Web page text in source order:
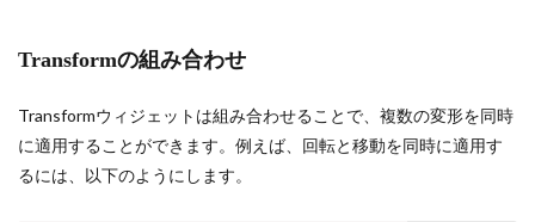
Transformの組み合わせ
Transformウィジェットは組み合わせることで、複数の変形を同時
に適用することができます。例えば、回転と移動を同時に適用す
るには、以下のようにします。